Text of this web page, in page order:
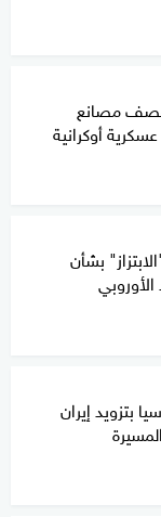
مصانع
أوكرانية
بشأن
بتزويد إيران